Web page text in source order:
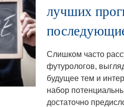
лучших
Слишком часто
футурологов,
будущее тем и
набор
достаточно